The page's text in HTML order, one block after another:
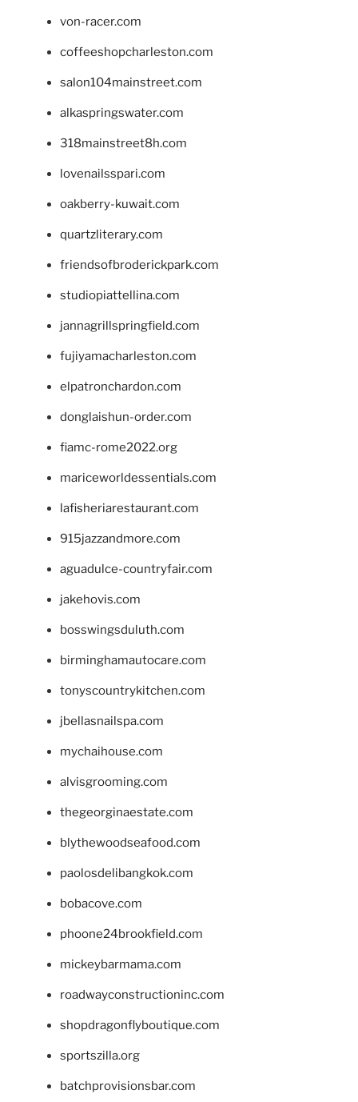
von-racer.com
coffeeshopcharleston.com
salon104mainstreet.com
alkaspringswater.com
318mainstreet8h.com
lovenailsspari.com
oakberry-kuwait.com
quartzliterary.com
friendsofbroderickpark.com
studiopiattellina.com
jannagrillspringfield.com
fujiyamacharleston.com
elpatronchardon.com
donglaishun-order.com
fiamc-rome2022.org
mariceworldessentials.com
lafisheriarestaurant.com
915jazzandmore.com
aguadulce-countryfair.com
jakehovis.com
bosswingsduluth.com
birminghamautocare.com
tonyscountrykitchen.com
jbellasnailspa.com
mychaihouse.com
alvisgrooming.com
thegeorginaestate.com
blythewoodseafood.com
paolosdelibangkok.com
bobacove.com
phoone24brookfield.com
mickeybarmama.com
roadwayconstructioninc.com
shopdragonflyboutique.com
sportszilla.org
batchprovisionsbar.com